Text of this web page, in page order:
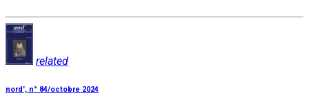
related
nord', n° 84/octobre 2024